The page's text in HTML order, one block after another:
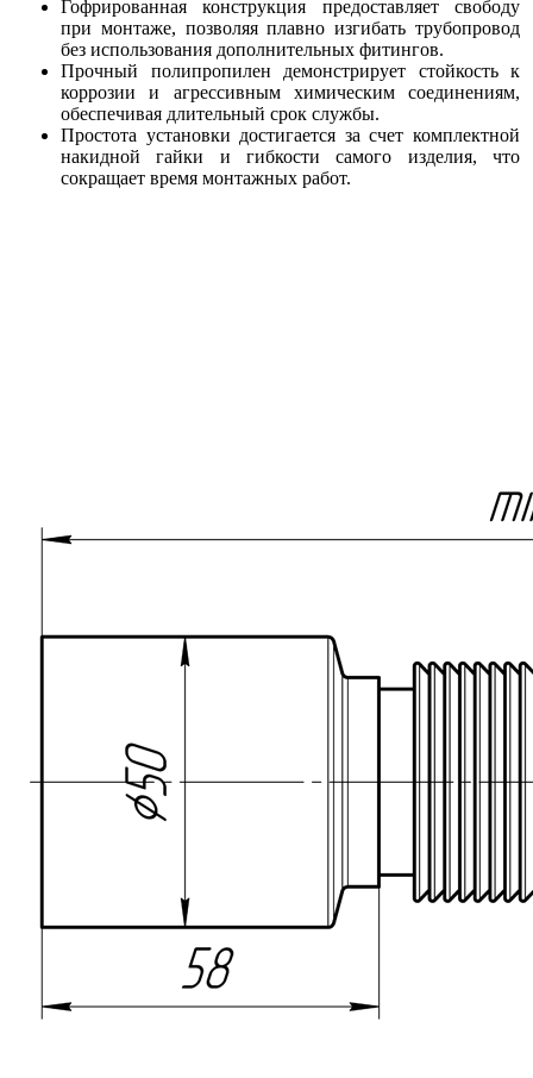
Гофрированная конструкция предоставляет свободу
при монтаже, позволяя плавно изгибать трубопровод
без использования дополнительных фитингов.
Прочный полипропилен демонстрирует стойкость к
коррозии и агрессивным химическим соединениям,
обеспечивая длительный срок службы.
Простота установки достигается за счет комплектной
накидной гайки и гибкости самого изделия, что
сокращает время монтажных работ.